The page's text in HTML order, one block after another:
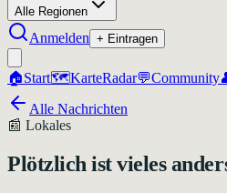
Alle Regionen
Anmelden + Eintragen
🏠Start🗺️KarteRadar💬Community
Alle Nachrichten
📰 Lokales
Plötzlich ist vieles